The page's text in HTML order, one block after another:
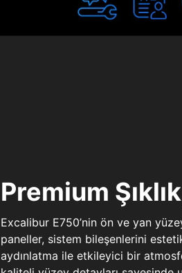
Premium
Excalibur E750’nin ön ve yan
paneller, sistem bileşenlerini
aydınlatma ile etkileyici bir